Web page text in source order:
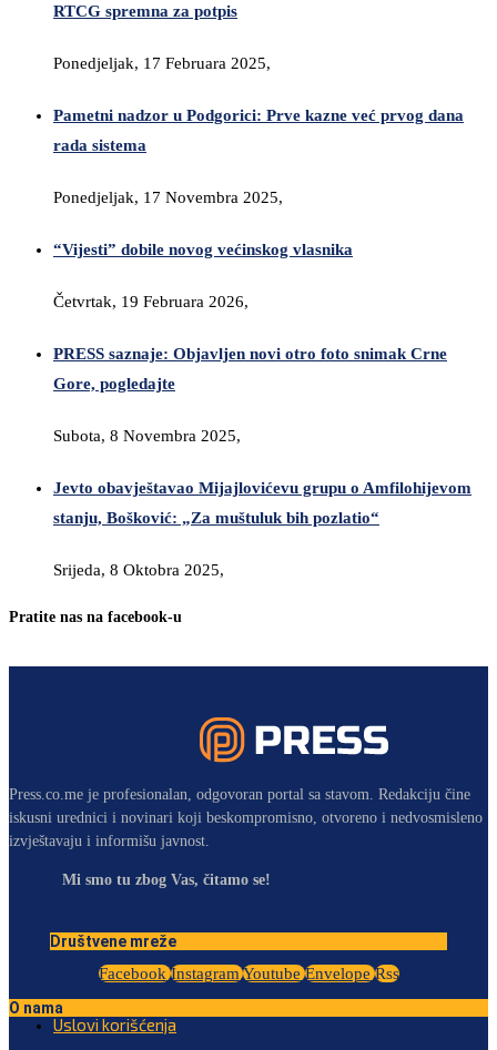
RTCG spremna za potpis
Ponedjeljak, 17 Februara 2025,
Pametni nadzor u Podgorici: Prve kazne već prvog dana
rada sistema
Ponedjeljak, 17 Novembra 2025,
“Vijesti” dobile novog većinskog vlasnika
Četvrtak, 19 Februara 2026,
PRESS saznaje: Objavljen novi otro foto snimak Crne
Gore, pogledajte
Subota, 8 Novembra 2025,
Jevto obavještavao Mijajlovićevu grupu o Amfilohijevom
stanju, Bošković: „Za muštuluk bih pozlatio“
Srijeda, 8 Oktobra 2025,
Pratite nas na facebook-u
Press.co.me je profesionalan, odgovoran portal sa stavom. Redakciju čine
iskusni urednici i novinari koji beskompromisno, otvoreno i nedvosmisleno
izvještavaju i informišu javnost.
Mi smo tu zbog Vas, čitamo se!
Društvene mreže
Facebook Instagram Youtube Envelope Rss
O nama
Uslovi korišćenja